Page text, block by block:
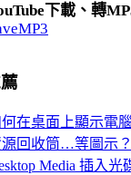
下載、轉
在桌面上顯示電
回收筒…等圖示？
Media 插入光